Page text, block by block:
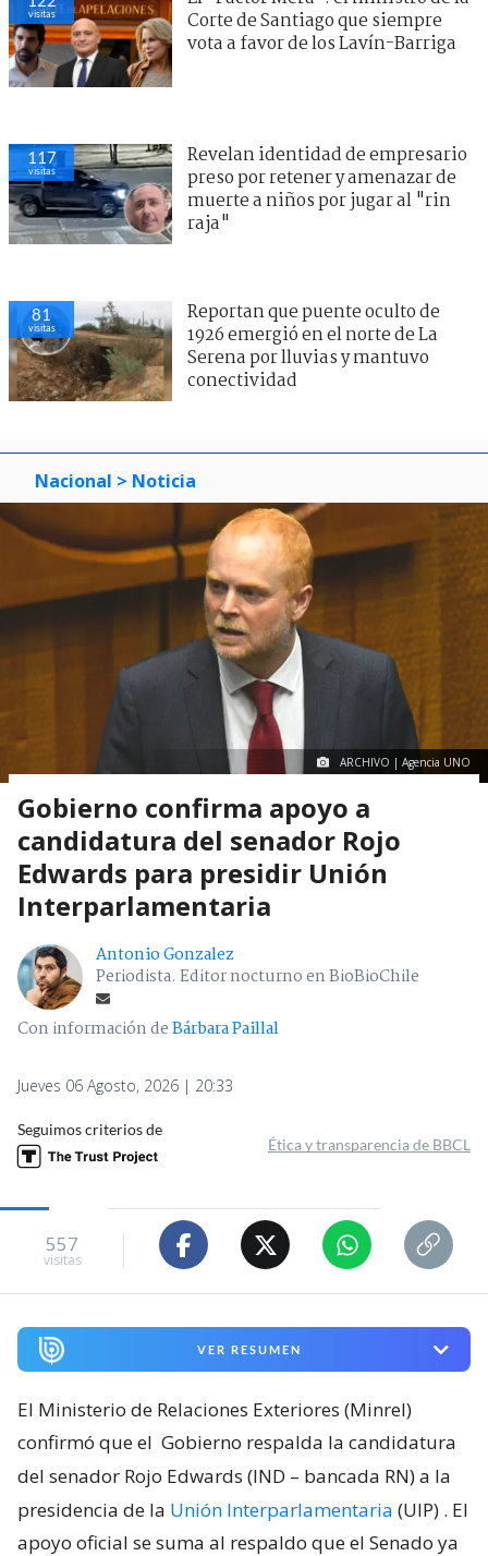
visitas
Corte de Santiago que siempre
vota a favor de los Lavín-Barriga
117
visitas
Revelan identidad de empresario
preso por retener y amenazar de
muerte a niños por jugar al "rin
raja"
81
visitas
Reportan que puente oculto de
1926 emergió en el norte de La
Serena por lluvias y mantuvo
conectividad
Nacional > Noticia
ARCHIVO | Agencia UNO
Gobierno confirma apoyo a
candidatura del senador Rojo
Edwards para presidir Unión
Interparlamentaria
Antonio Gonzalez
Periodista. Editor nocturno en BioBioChile
Con información deBárbara Paillal
Jueves 06 Agosto, 2026 | 20:33
Seguimos criterios de
Ética y transparencia de BBCL
557
visitas
VER RESUMEN
El Ministerio de Relaciones Exteriores (Minrel)
confirmó que el Gobierno respalda la candidatura
del senador Rojo Edwards (IND – bancada RN) a la
presidencia de la Unión Interparlamentaria (UIP) . El
apoyo oficial se suma al respaldo que el Senado ya